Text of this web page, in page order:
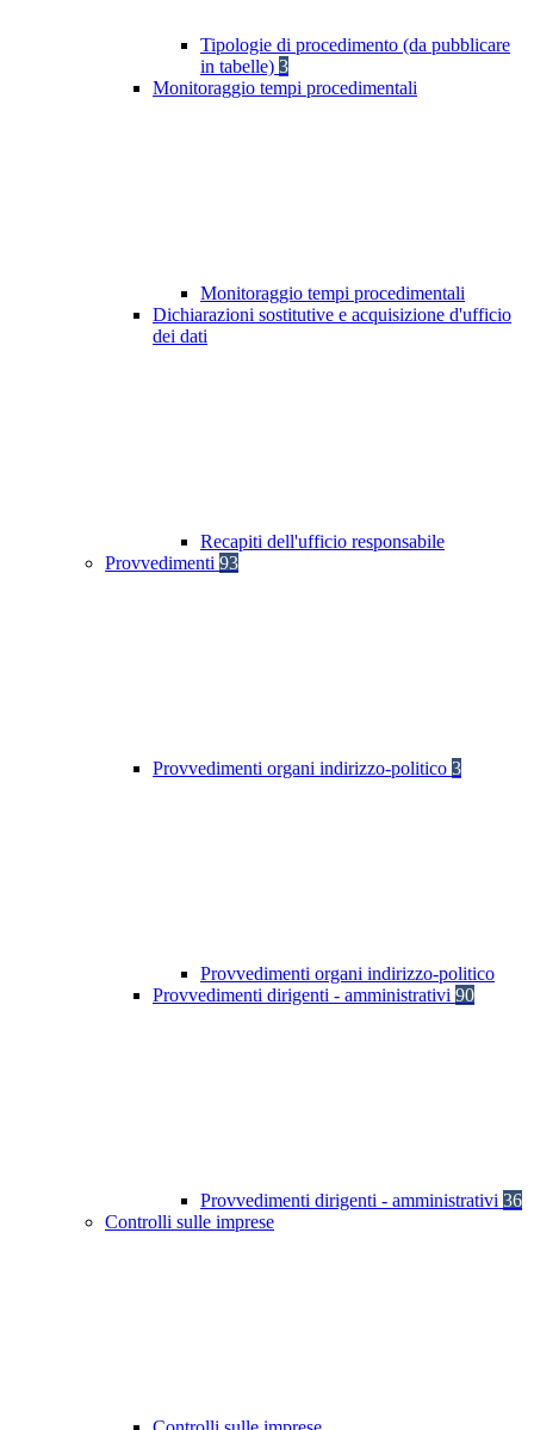
Tipologie di procedimento (da pubblicare
in tabelle) 3
Monitoraggio tempi procedimentali
Monitoraggio tempi procedimentali
Dichiarazioni sostitutive e acquisizione d'ufficio
dei dati
Recapiti dell'ufficio responsabile
Provvedimenti 93
Provvedimenti organi indirizzo-politico 3
Provvedimenti organi indirizzo-politico
Provvedimenti dirigenti - amministrativi 90
Provvedimenti dirigenti - amministrativi 36
Controlli sulle imprese